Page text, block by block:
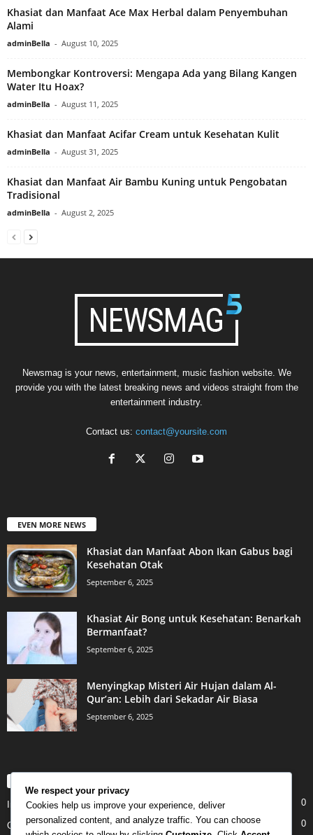
Khasiat dan Manfaat Ace Max Herbal dalam Penyembuhan
Alami
adminBella - August 10, 2025
Membongkar Kontroversi: Mengapa Ada yang Bilang Kangen
Water Itu Hoax?
adminBella - August 11, 2025
Khasiat dan Manfaat Acifar Cream untuk Kesehatan Kulit
adminBella - August 31, 2025
Khasiat dan Manfaat Air Bambu Kuning untuk Pengobatan
Tradisional
adminBella - August 2, 2025
Newsmag is your news, entertainment, music fashion website. We
provide you with the latest breaking news and videos straight from the
entertainment industry.
Contact us: contact@yoursite.com
EVEN MORE NEWS
Khasiat dan Manfaat Abon Ikan Gabus bagi
Kesehatan Otak
September 6, 2025
Khasiat Air Bong untuk Kesehatan: Benarkah
Bermanfaat?
September 6, 2025
Menyingkap Misteri Air Hujan dalam Al-
Qur’an: Lebih dari Sekadar Air Biasa
September 6, 2025
Internet 0
Gadgets 0
We respect your privacy
Cookies help us improve your experience, deliver
personalized content, and analyze traffic. You can choose